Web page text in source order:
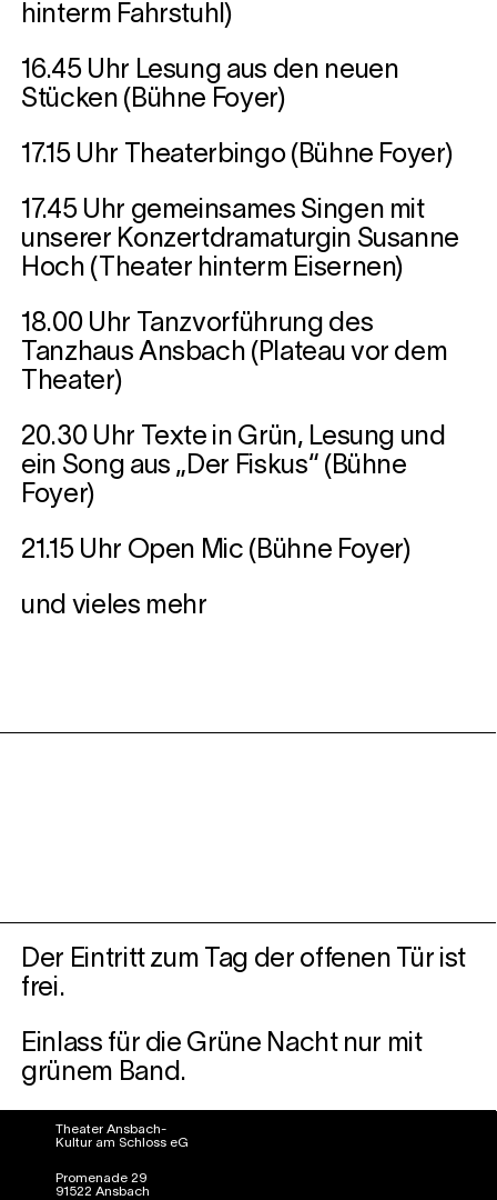
hinterm Fahrstuhl)
16.45 Uhr Lesung aus den neuen
Stücken (Bühne Foyer)
17.15 Uhr Theaterbingo (Bühne Foyer)
17.45 Uhr gemeinsames Singen mit
unserer Konzertdramaturgin Susanne
Hoch (Theater hinterm Eisernen)
18.00 Uhr Tanzvorführung des
Tanzhaus Ansbach (Plateau vor dem
Theater)
20.30 Uhr Texte in Grün, Lesung und
ein Song aus „Der Fiskus“ (Bühne
Foyer)
21.15 Uhr Open Mic (Bühne Foyer)
und vieles mehr
Der Eintritt zum Tag der offenen Tür ist
frei.
Einlass für die Grüne Nacht nur mit
grünem Band.
Theater Ansbach-
Kultur am Schloss eG
Promenade 29
91522 Ansbach